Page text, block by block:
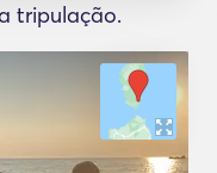
tripulação.